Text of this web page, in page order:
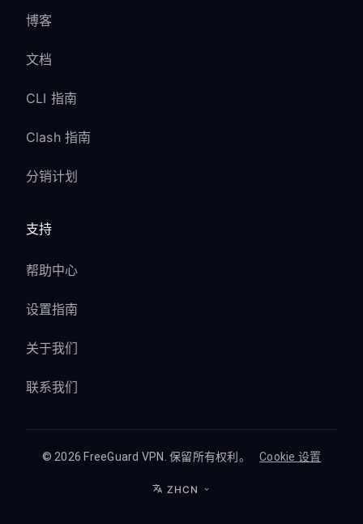
博客
文档
CLI 指南
Clash 指南
分销计划
支持
帮助中心
设置指南
关于我们
联系我们
© 2026 FreeGuard VPN. 保留所有权利。 Cookie 设置
ZHCN